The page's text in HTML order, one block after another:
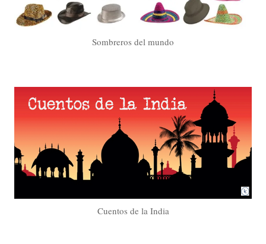
Sombreros del mundo
Cuentos de la India